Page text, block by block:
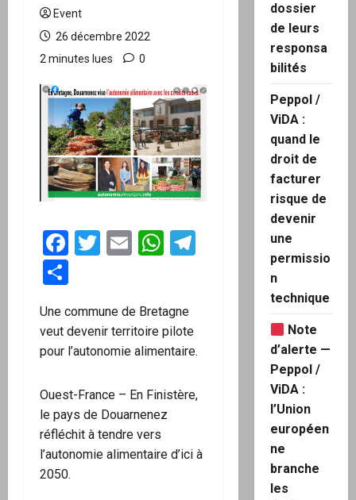
Event
26 décembre 2022
2 minutes lues
0
Facebook
Twitter
EmailWhatsApp
Telegram
Une commune de Bretagne
veut devenir territoire pilote
pour l’autonomie alimentaire.
Ouest-France – En Finistère,
le pays de Douarnenez
réfléchit à tendre vers
l’autonomie alimentaire d’ici à
2050.
dossier
de leurs
responsa
bilités
Peppol /
ViDA :
quand le
droit de
facturer
risque de
devenir
une
permissio
n
technique
Note
d’alerte —
Peppol /
ViDA :
l’Union
européen
ne
branche
les